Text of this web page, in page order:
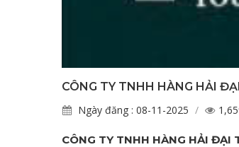
CÔNG TY TNHH HÀNG HẢI
Ngày đăng : 08-11-2025
CÔNG TY TNHH HÀNG HẢI ĐẠI